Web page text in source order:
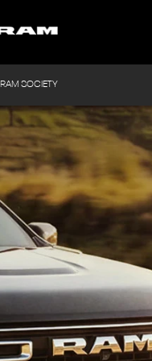
RAM SOCIETY